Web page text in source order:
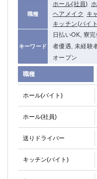
職種
ホール(社員)
ヘアメイク
キ
キッチン(バイ
キーワード
日払いOK, 寮
者優遇, 未経験
オープン
職種
ホール(バイト)
ホール(社員)
送りドライバー
キッチン(バイト)